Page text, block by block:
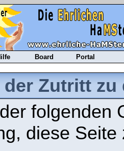
Board Portal
Zutritt
folgenden
diese Seite